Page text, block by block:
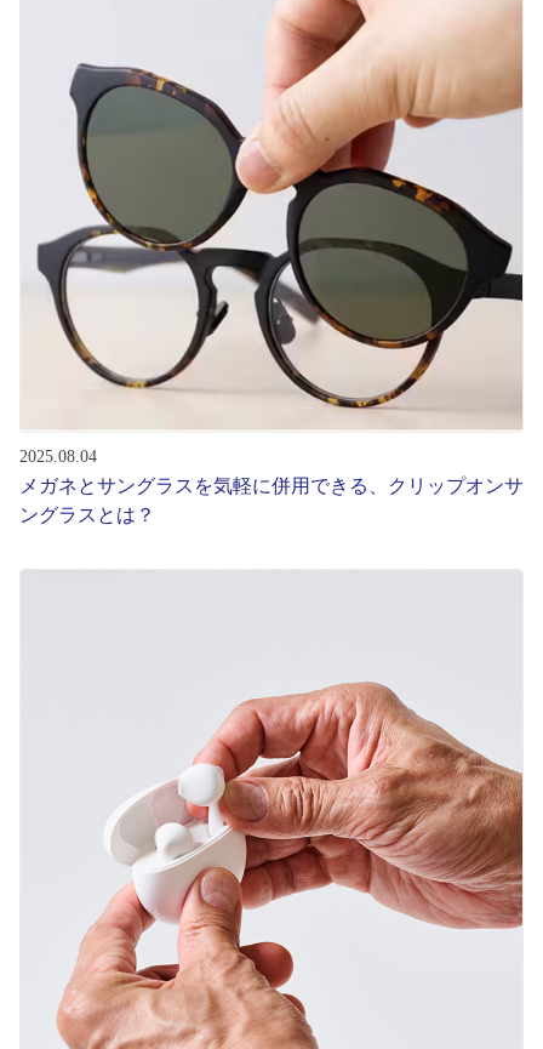
アフターサービス
会社情報
パリミキについて
採用情報
2025.08.04
メガネとサングラスを気軽に併用できる、クリップオンサ
ングラスとは？